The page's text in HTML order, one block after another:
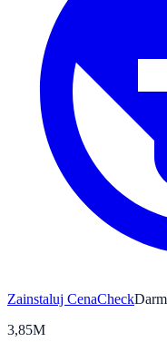
Zainstaluj CenaCheck
3,85M